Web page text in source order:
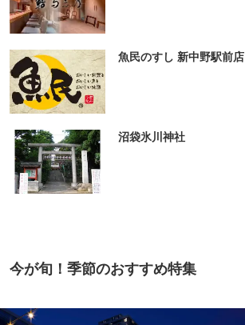
魚民のすし 新中野駅前店
沼袋氷川神社
今が旬！季節のおすすめ特集